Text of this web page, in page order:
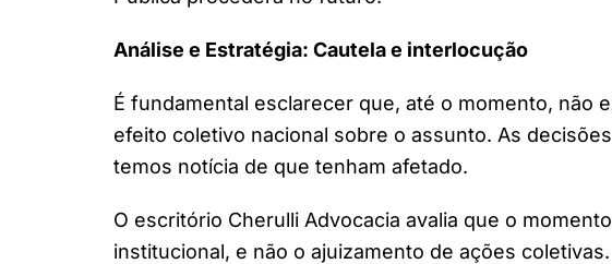
Análise e Estratégia: Cautela e interlocução
É fundamental esclarecer que, até o momento, não
efeito coletivo nacional sobre o assunto. As
temos notícia de que tenham afetado.
O escritório Cherulli Advocacia avalia que o
institucional, e não o ajuizamento de ações coletivas.